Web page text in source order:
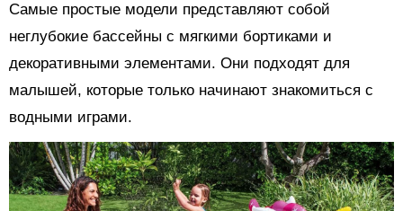
Самые простые модели представляют собой
неглубокие бассейны с мягкими бортиками и
декоративными элементами. Они подходят для
малышей, которые только начинают знакомиться с
водными играми.